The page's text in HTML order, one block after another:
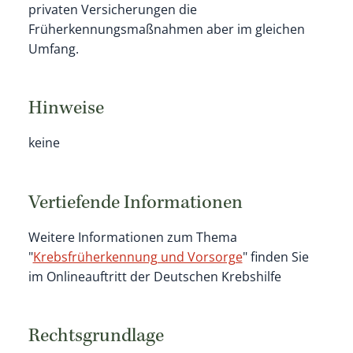
privaten Versicherungen die
Früherkennungsmaßnahmen aber im gleichen
Umfang.
Hinweise
keine
Vertiefende Informationen
Weitere Informationen zum Thema
"Krebsfrüherkennung und Vorsorge" finden Sie
im Onlineauftritt der Deutschen Krebshilfe
Rechtsgrundlage